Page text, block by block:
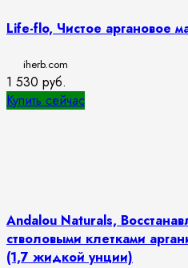
Life-flo, Чистое аргановое
iherb.com
1 530 руб.
Купить сейчас
Andalou Naturals,
стволовыми клетками
(1,7 жидкой унции)